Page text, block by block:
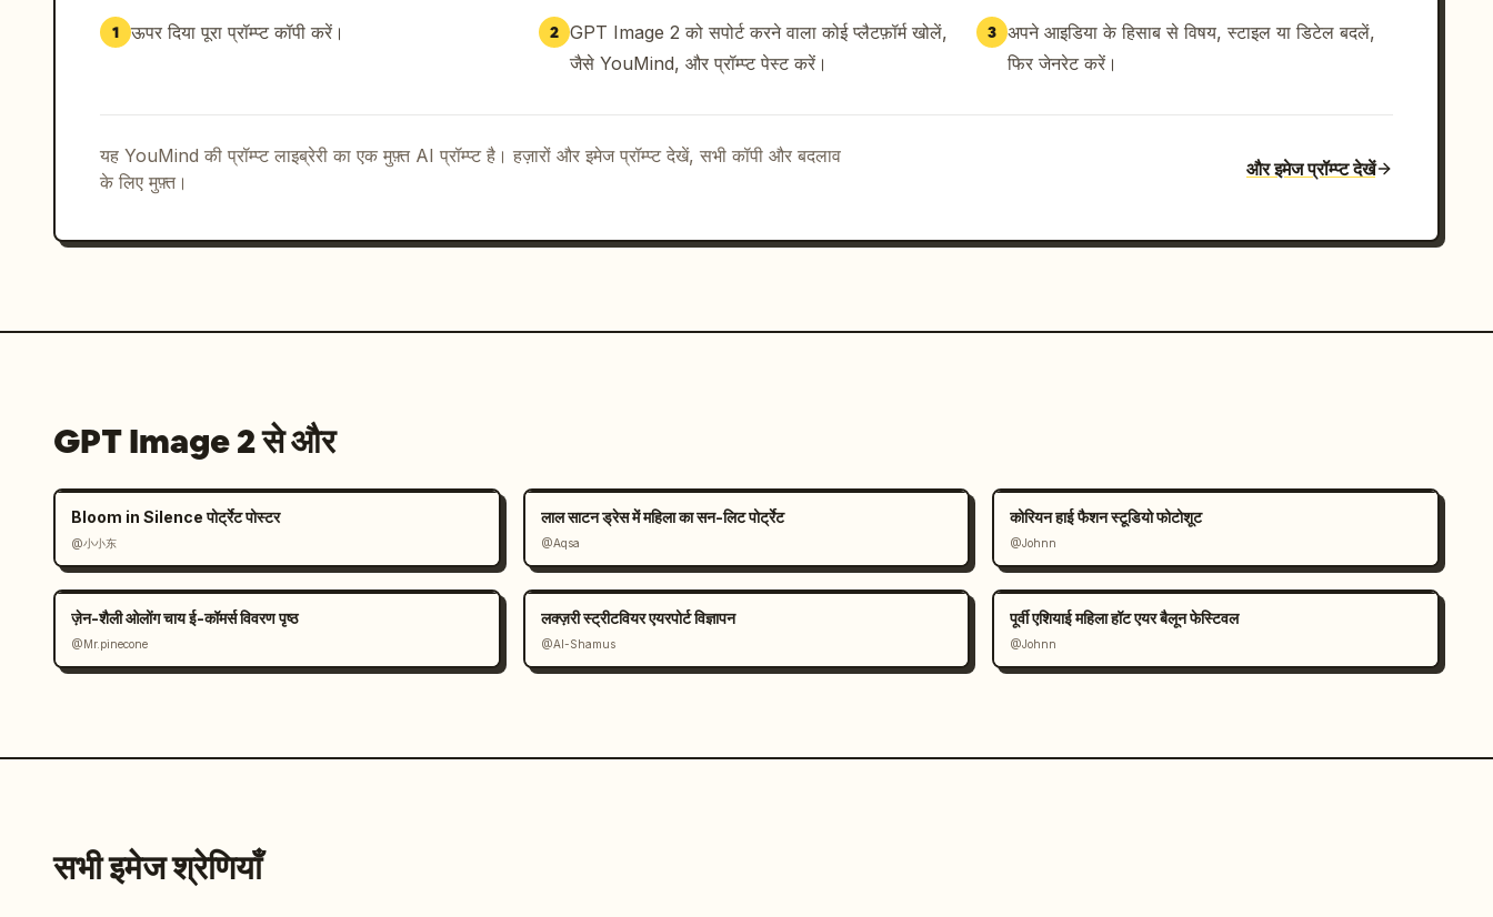
1 ऊपर दिया पूरा प्रॉम्प्ट कॉपी करें। 2 GPT Image 2 को सपोर्ट करने वाला कोई प्लैटफ़ॉर्म खोलें,
जैसे YouMind, और प्रॉम्प्ट पेस्ट करें।
3 अपने आइडिया के हिसाब से विषय, स्टाइल या डिटेल बदलें,
फिर जेनरेट करें।
यह YouMind की प्रॉम्प्ट लाइब्रेरी का एक मुफ़्त AI प्रॉम्प्ट है। हज़ारों और इमेज प्रॉम्प्ट देखें, सभी कॉपी और बदलाव
के लिए मुफ़्त।
और इमेज प्रॉम्प्ट देखें
GPT Image 2 से और
Bloom in Silence पोर्ट्रेट पोस्टर
@小小东
लाल साटन ड्रेस में महिला का सन-लिट पोर्ट्रेट
@Aqsa
कोरियन हाई फैशन स्टूडियो फोटोशूट
@Johnn
ज़ेन-शैली ओलोंग चाय ई-कॉमर्स विवरण पृष्ठ
@Mr.pinecone
लक्ज़री स्ट्रीटवियर एयरपोर्ट विज्ञापन
@Al-Shamus
पूर्वी एशियाई महिला हॉट एयर बैलून फेस्टिवल
@Johnn
सभी इमेज श्रेणियाँ